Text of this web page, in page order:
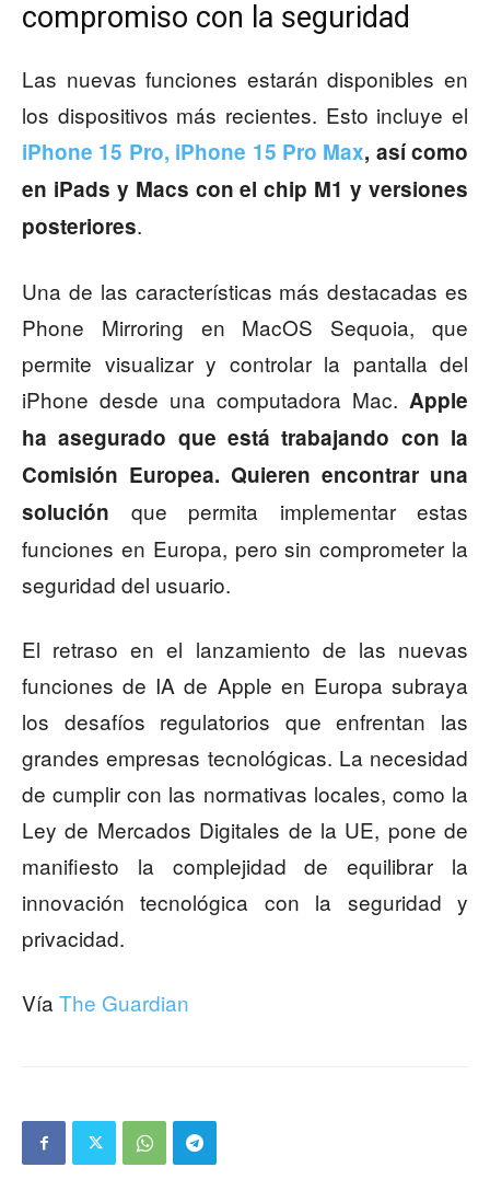
compromiso con la seguridad
Las nuevas funciones estarán disponibles en
los dispositivos más recientes. Esto incluye el
iPhone 15 Pro, iPhone 15 Pro Max, así como
en iPads y Macs con el chip M1 y versiones
posteriores.
Una de las características más destacadas es
Phone Mirroring en MacOS Sequoia, que
permite visualizar y controlar la pantalla del
iPhone desde una computadora Mac. Apple
ha asegurado que está trabajando con la
Comisión Europea. Quieren encontrar una
solución que permita implementar estas
funciones en Europa, pero sin comprometer la
seguridad del usuario.
El retraso en el lanzamiento de las nuevas
funciones de IA de Apple en Europa subraya
los desafíos regulatorios que enfrentan las
grandes empresas tecnológicas. La necesidad
de cumplir con las normativas locales, como la
Ley de Mercados Digitales de la UE, pone de
manifiesto la complejidad de equilibrar la
innovación tecnológica con la seguridad y
privacidad.
Vía The Guardian